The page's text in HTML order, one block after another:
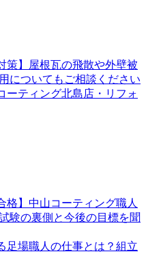
策】屋根瓦の飛散や外壁被
についてもご相談ください
ーティング北島店・リフォ
格】中山コーティング職人
験の裏側と今後の目標を聞
足場職人の仕事とは？組立